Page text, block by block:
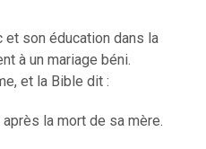
et son éducation dans la
à un mariage béni.
et la Bible dit :
la mort de sa mère.